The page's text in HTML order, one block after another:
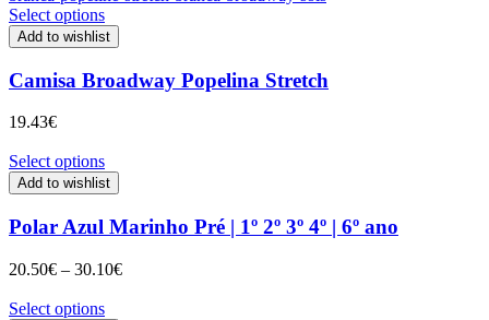
Select options
Add to wishlist
Camisa Broadway Popelina Stretch
19.43€
Select options
Add to wishlist
Polar Azul Marinho Pré | 1º 2º 3º 4º | 6º ano
20.50€ – 30.10€Price
Select options